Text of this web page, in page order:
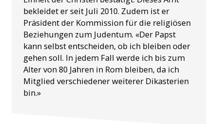
bekleidet er seit Juli 2010. Zudem ist er
Präsident der Kommission für die religiösen
Beziehungen zum Judentum. «Der Papst
kann selbst entscheiden, ob ich bleiben oder
gehen soll. In jedem Fall werde ich bis zum
Alter von 80 Jahren in Rom bleiben, da ich
Mitglied verschiedener weiterer Dikasterien
bin.»